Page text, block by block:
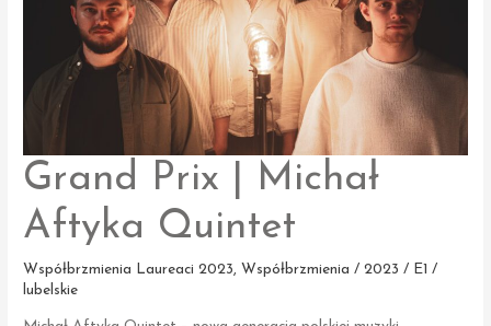
Grand Prix | Michał
Aftyka Quintet
Współbrzmienia Laureaci 2023, Współbrzmienia / 2023 / E1 /
lubelskie